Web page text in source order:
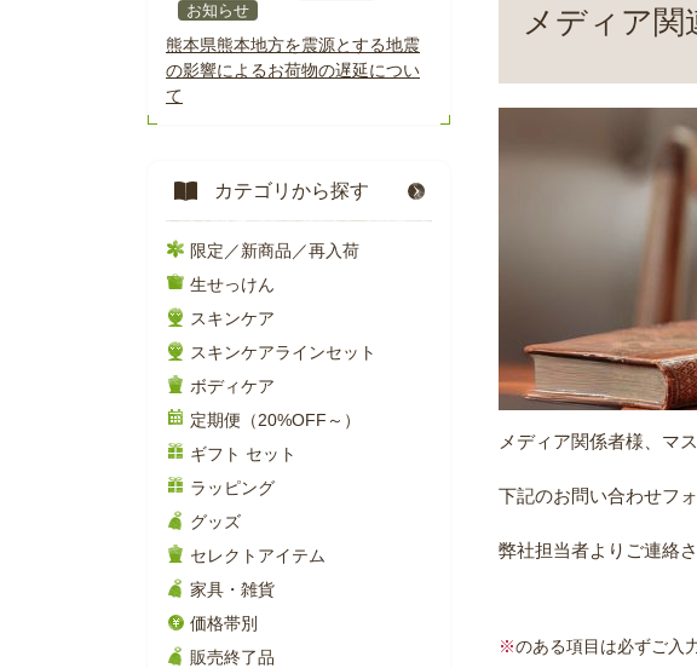
メディア関
メディア関係者様、マ
下記のお問い合わせフ
弊社担当者よりご連絡
※のある項目は必ずご入
お知らせ
熊本県熊本地方を震源とする地震
の影響によるお荷物の遅延につい
て
カテゴリから探す
限定／新商品／再入荷
生せっけん
スキンケア
スキンケアラインセット
ボディケア
定期便（20%OFF～）
ギフト セット
ラッピング
グッズ
セレクトアイテム
家具・雑貨
価格帯別
販売終了品